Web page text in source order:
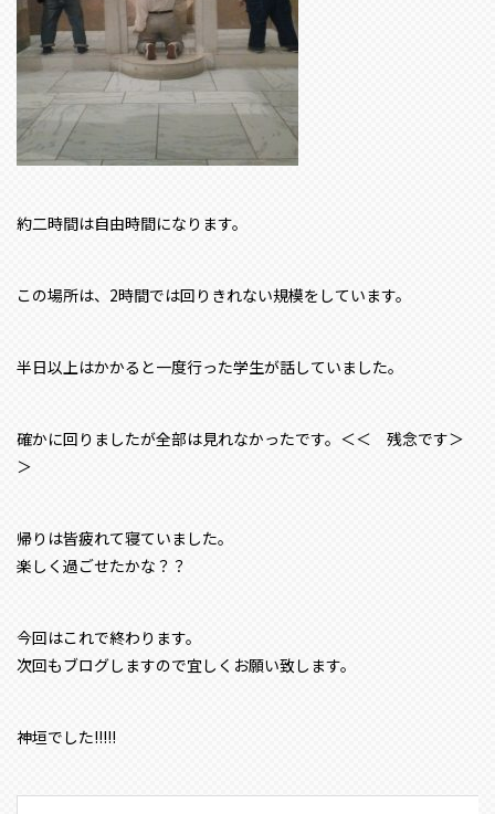
約二時間は自由時間になります。
この場所は、2時間では回りきれない規模をしています。
半日以上はかかると一度行った学生が話していました。
確かに回りましたが全部は見れなかったです。＜＜ 残念です＞
＞
帰りは皆疲れて寝ていました。
楽しく過ごせたかな？？
今回はこれで終わります。
次回もブログしますので宜しくお願い致します。
神垣でした!!!!!